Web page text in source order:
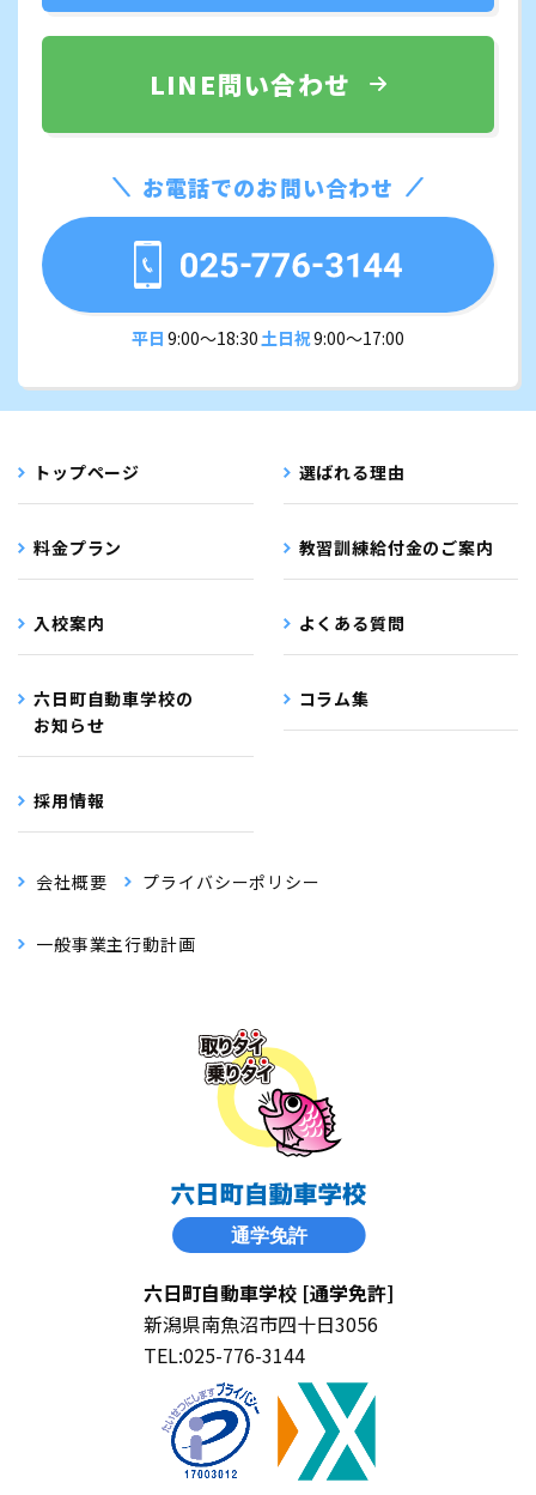
LINE問い合わせ
お電話でのお問い合わせ
平日 9:00〜18:30土日祝9:00〜17:00
トップページ 選ばれる理由
料金プラン 教習訓練給付金のご案内
入校案内 よくある質問
六日町自動車学校の
お知らせ
コラム集
採用情報
会社概要 プライバシーポリシー
一般事業主行動計画
六日町自動車学校 [通学免許]
新潟県南魚沼市四十日3056
TEL:025-776-3144